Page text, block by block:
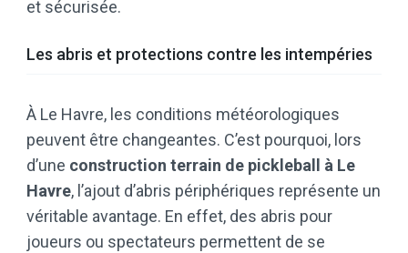
et sécurisée.
Les abris et protections contre les intempéries
À Le Havre, les conditions météorologiques
peuvent être changeantes. C’est pourquoi, lors
d’une construction terrain de pickleball à Le
Havre, l’ajout d’abris périphériques représente un
véritable avantage. En effet, des abris pour
joueurs ou spectateurs permettent de se